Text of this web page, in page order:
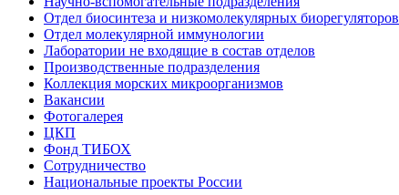
Отдел биосинтеза и низкомолекулярных биорегуляторов
Отдел молекулярной иммунологии
Лаборатории не входящие в состав отделов
Производственные подразделения
Коллекция морских микроорганизмов
Вакансии
Фотогалерея
ЦКП
Фонд ТИБОХ
Сотрудничество
Национальные проекты России